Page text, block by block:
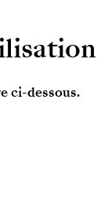
ci-dessous.